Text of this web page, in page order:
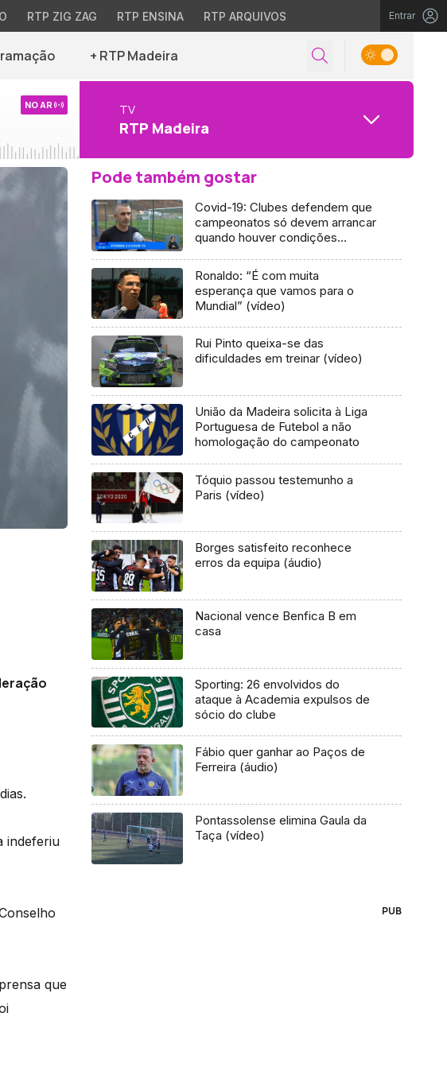
RTP ZIG ZAG RTP ENSINA RTP ARQUIVOS Entrar
+ RTP Madeira
NO AR TV
RTP Madeira
indeferiu
que
Pode também gostar
Covid-19: Clubes defendem que
campeonatos só devem arrancar
quando houver condições
Ronaldo: “É com muita
esperança que vamos para o
Mundial” (vídeo)
Rui Pinto queixa-se das
dificuldades em treinar (vídeo)
União da Madeira solicita à Liga
Portuguesa de Futebol a não
homologação do campeonato
Tóquio passou testemunho a
Paris (vídeo)
Borges satisfeito reconhece
erros da equipa (áudio)
Nacional vence Benfica B em
casa
Sporting: 26 envolvidos do
ataque à Academia expulsos de
sócio do clube
Fábio quer ganhar ao Paços de
Ferreira (áudio)
Pontassolense elimina Gaula da
Taça (vídeo)
PUB